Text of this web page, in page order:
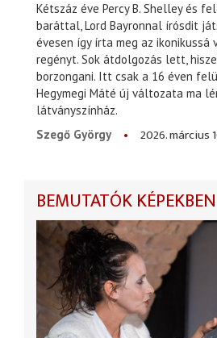
Kétszáz éve Percy B. Shelley és
baráttal, Lord Bayronnal írósdit
évesen így írta meg az ikonikussá
regényt. Sok átdolgozás lett,
borzongani. Itt csak a 16 éven
Hegymegi Máté új változata ma
látványszínház.
Szegő György
2026. március
BEMUTATÓK KÉPEKBEN